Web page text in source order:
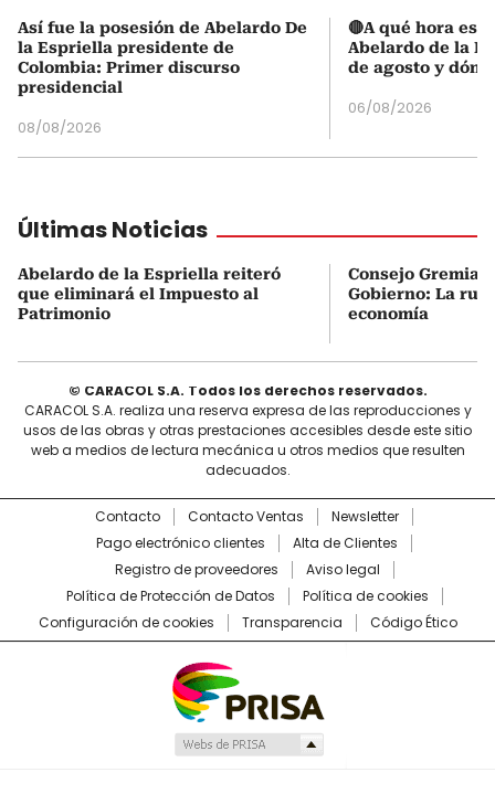
Así fue la posesión de Abelardo De
la Espriella presidente de
Colombia: Primer discurso
presidencial
08/08/2026
🔴A qué hora es
Abelardo de la
de agosto y
06/08/2026
Últimas Noticias
Abelardo de la Espriella reiteró
que eliminará el Impuesto al
Patrimonio
Consejo Gremial
Gobierno: La
economía
© CARACOL S.A. Todos los derechos reservados.
CARACOL S.A. realiza una reserva expresa de las reproducciones y
usos de las obras y otras prestaciones accesibles desde este sitio
web a medios de lectura mecánica u otros medios que resulten
adecuados.
Contacto Contacto Ventas
Newsletter
Pago electrónico clientes
Alta de Clientes
Registro de proveedores
Aviso legal
Política de Protección de Datos
Política de cookies
Configuración de cookies
Transparencia Código Ético